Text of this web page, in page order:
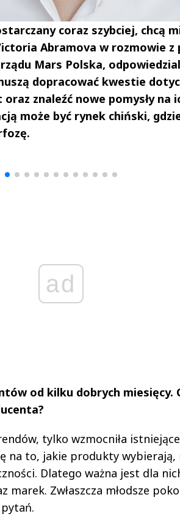
coraz szybciej, chcą
Abramova w rozmowie
Mars Polska,
dopracować kwestie
znaleźć nowe pomysły na
może być rynek chiński,
ad
od kilku dobrych miesięcy.
tylko wzmocniła
na to, jakie produkty
Dlatego ważna jest dla
Zwłaszcza młodsze